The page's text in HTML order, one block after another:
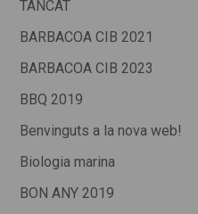
TANCAT
BARBACOA CIB 2021
BARBACOA CIB 2023
BBQ 2019
Benvinguts a la nova web!
Biologia marina
BON ANY 2019